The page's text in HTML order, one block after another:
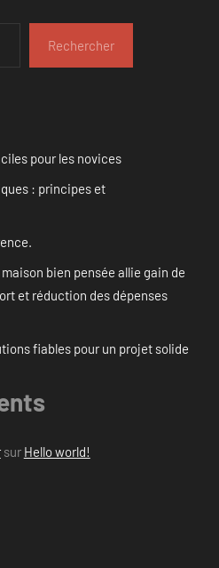
Rechercher
pour les novices
: principes et
bien pensée allie gain de
et réduction des dépenses
fiables pour un projet solide
sur Hello world!